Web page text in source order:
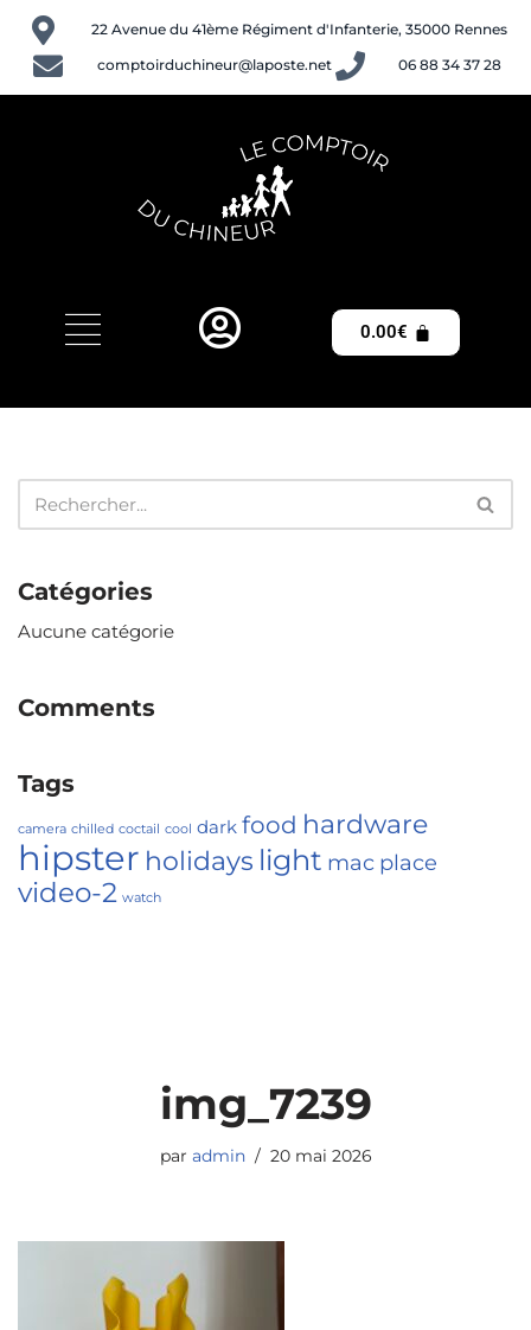
Aller
au
22 Avenue du 41ème Régiment d'Infanterie, 35000 Rennes
comptoirduchineur@laposte.net
06 88 34 37 28
0.00€
Catégories
Aucune catégorie
Comments
Tags
camera chilled coctail cool dark food hardware
hipster holidays light mac place
video-2 watch
img_7239
par admin 20 mai 2026